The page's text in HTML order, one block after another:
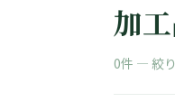
加
0件 — 絞